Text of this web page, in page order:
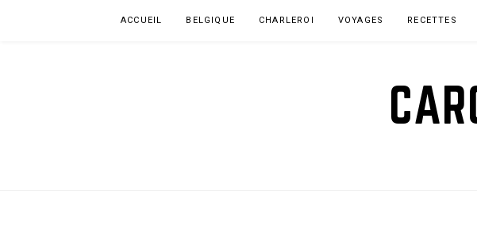
ACCUEIL BELGIQUE CHARLEROI VOYAGES RECETTES